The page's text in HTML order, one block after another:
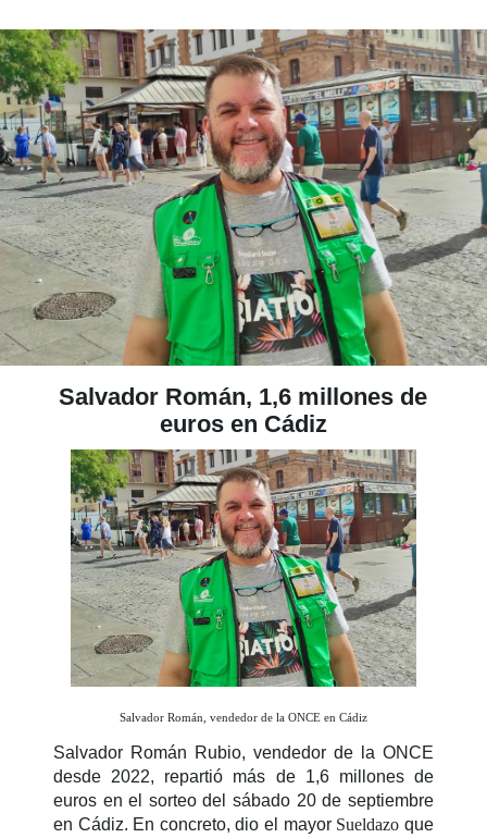
Salvador Román, 1,6 millones de
euros en Cádiz
Salvador Román, vendedor de la ONCE en Cádiz
Salvador Román Rubio, vendedor de la ONCE
desde 2022, repartió más de 1,6 millones de
euros en el sorteo del sábado 20 de septiembre
en Cádiz. En concreto, dio el mayor Sueldazo que